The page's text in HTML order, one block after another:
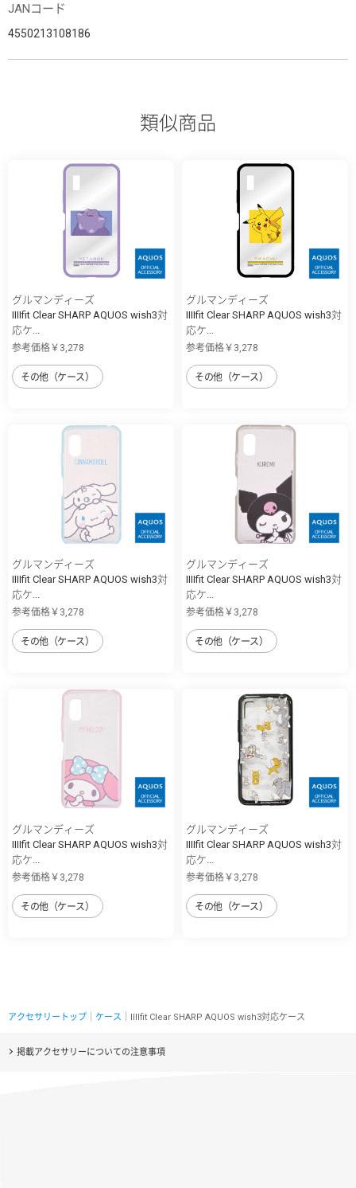
JANコード
4550213108186
類似商品
グルマンディーズ
IIIIfit Clear SHARP AQUOS wish3対
応ケ...
参考価格￥3,278
その他（ケース）
グルマンディーズ
IIIIfit Clear SHARP AQUOS wish3対
応ケ...
参考価格￥3,278
その他（ケース）
グルマンディーズ
IIIIfit Clear SHARP AQUOS wish3対
応ケ...
参考価格￥3,278
その他（ケース）
グルマンディーズ
IIIIfit Clear SHARP AQUOS wish3対
応ケ...
参考価格￥3,278
その他（ケース）
グルマンディーズ
IIIIfit Clear SHARP AQUOS wish3対
応ケ...
参考価格￥3,278
その他（ケース）
グルマンディーズ
IIIIfit Clear SHARP AQUOS wish3対
応ケ...
参考価格￥3,278
その他（ケース）
アクセサリートップ ケース ｜IIIIfit Clear SHARP AQUOS wish3対応ケース
掲載アクセサリーについての注意事項